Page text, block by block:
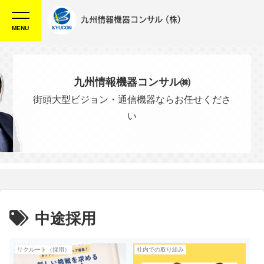
MENU
九州情報機器コンサル (株)
九州情報機器コンサル㈱
街頭大型ビジョン・通信機器ならお任せくださ
い
中途採用
リクルート（採用） 社内での取り組み